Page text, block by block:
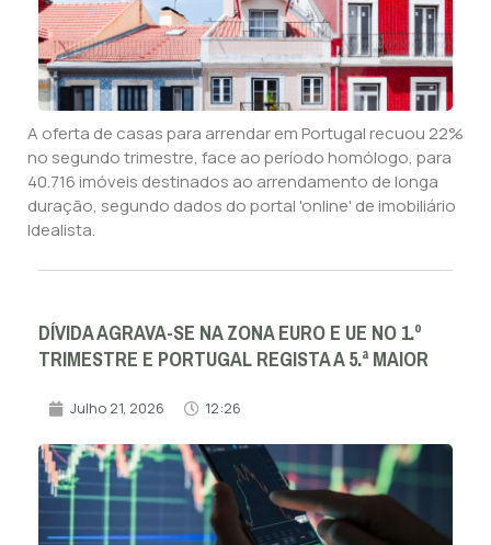
A oferta de casas para arrendar em Portugal recuou 22%
no segundo trimestre, face ao período homólogo, para
40.716 imóveis destinados ao arrendamento de longa
duração, segundo dados do portal 'online' de imobiliário
Idealista.
DÍVIDA AGRAVA-SE NA ZONA EURO E UE NO 1.º
TRIMESTRE E PORTUGAL REGISTA A 5.ª MAIOR
Julho 21, 2026 12:26